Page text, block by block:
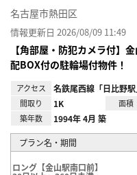
名古屋市熱田区
情報更新日 2026/08/09 11:49
【角部屋・防犯カメラ付】
配BOX付の駐輪場付物件！
アクセス 名鉄尾西線「日比野駅
間取り 1K 面積
築年数 1994年 4月 築
プラン名・期間
ロング【金山駅南口前】